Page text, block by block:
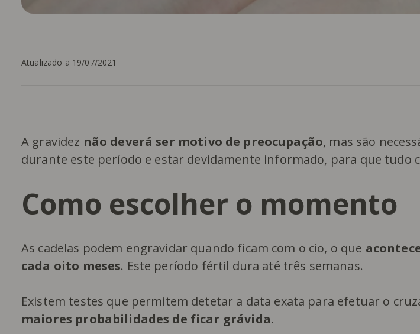
Atualizado a 19/07/2021
A gravidez não deverá ser motivo de preocupação, mas são
durante este período e estar devidamente informado, para que tudo
Como escolher o momento
As cadelas podem engravidar quando ficam com o cio, o que
cada oito meses. Este período fértil dura até três semanas.
Existem testes que permitem detetar a data exata para efetuar o
maiores probabilidades de ficar grávida.